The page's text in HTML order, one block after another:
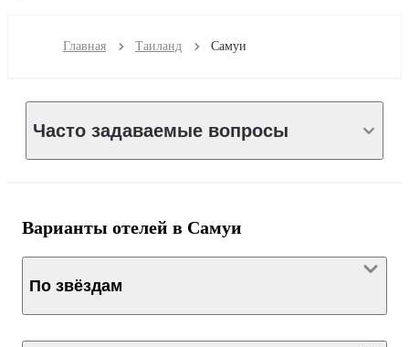
Главная Таиланд Самуи
Часто задаваемые вопросы
Варианты отелей в Самуи
По звёздам